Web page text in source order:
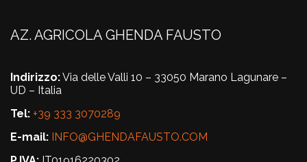
AZ. AGRICOLA GHENDA FAUSTO
Indirizzo:Via delle Valli 10 – 33050 Marano Lagunare –
UD – Italia
Tel: +39 333 3070289
E-mail: INFO@GHENDAFAUSTO.COM